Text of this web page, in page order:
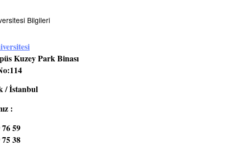
Bilgileri
Kuzey Park Binası
/ İstanbul
:
59
38